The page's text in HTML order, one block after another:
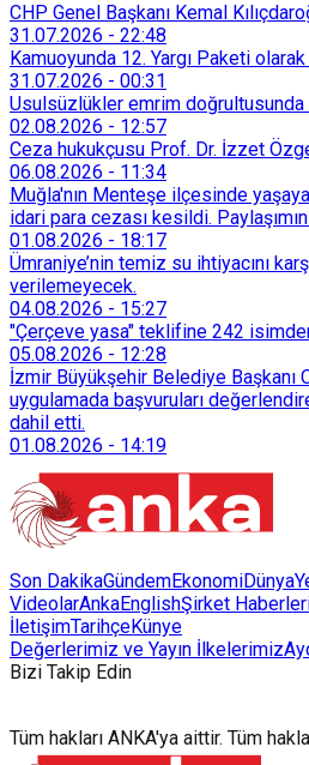
CHP Genel Başkanı Kemal
31.07.2026 - 22:48
Kamuoyunda 12. Yargı Paketi
31.07.2026 - 00:31
Usulsüzlükler emrim
02.08.2026 - 12:57
Ceza hukukçusu Prof. Dr. İzzet
06.08.2026 - 11:34
Muğla'nın Menteşe ilçesinde
idari para cezası kesildi.
01.08.2026 - 18:17
Ümraniye’nin temiz su ihtiyacını
verilemeyecek.
04.08.2026 - 15:27
"Çerçeve yasa" teklifine 242
05.08.2026 - 12:28
İzmir Büyükşehir Belediye Başkanı
uygulamada başvuruları
dahil etti.
01.08.2026 - 14:19
Son DakikaGündemEkonomiDünya
VideolarAnkaEnglishŞirket
İletişimTarihçeKünye
Değerlerimiz ve Yayın İlkelerimiz
Bizi Takip Edin
Tüm hakları ANKA'ya aittir. Tüm